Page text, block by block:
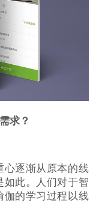
求？
心逐渐从原本的线
如此。人们对于智
伽的学习过程以线